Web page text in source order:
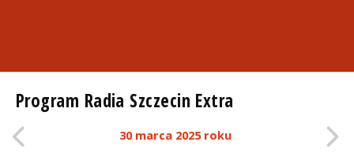
Program Radia Szczecin Extra
30 marca 2025 roku